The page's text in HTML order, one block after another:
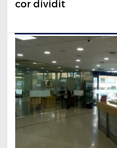
cor dividit